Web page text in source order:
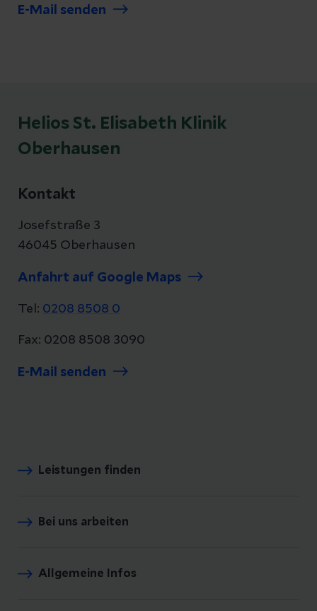
E-Mail senden
Helios St. Elisabeth Klinik
Oberhausen
Kontakt
Josefstraße 3
46045 Oberhausen
Anfahrt auf Google Maps
Tel: 0208 8508 0
Fax: 0208 8508 3090
E-Mail senden
Leistungen finden
Bei uns arbeiten
Allgemeine Infos